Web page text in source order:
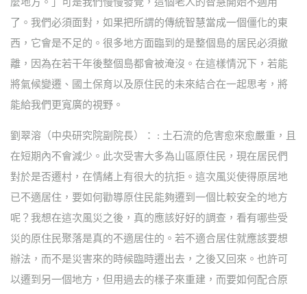
了。我們必須面對，如果把所謂的傳統智慧當成一個僵化的東
西，它會是不足的。很多地方面臨到的是整個島的居民必須撤
離，因為在若干年後整個島都會被淹沒。在這樣情況下，若能
將氣候變遷、國土保育以及原住民的未來結合在一起思考，將
能給我們更寬廣的視野。
劉翠溶（中央研究院副院長）： : 土石流的危害愈來愈嚴重，且
在短期內不會減少。此次受害大多為山區原住民，現在居民們
對於是否遷村，在情緒上有很大的抗拒。這次風災使得原居地
已不適居住，要如何勸導原住民能夠遷到一個比較安全的地方
呢？我想在這次風災之後，真的應該好好的調查，看有哪些受
災的原住民聚落是真的不適居住的。若不適合居住就應該要想
辦法，而不是災害來的時候臨時遷出去，之後又回來。也許可
以遷到另一個地方，但用過去的樣子來重建，而要如何配合原